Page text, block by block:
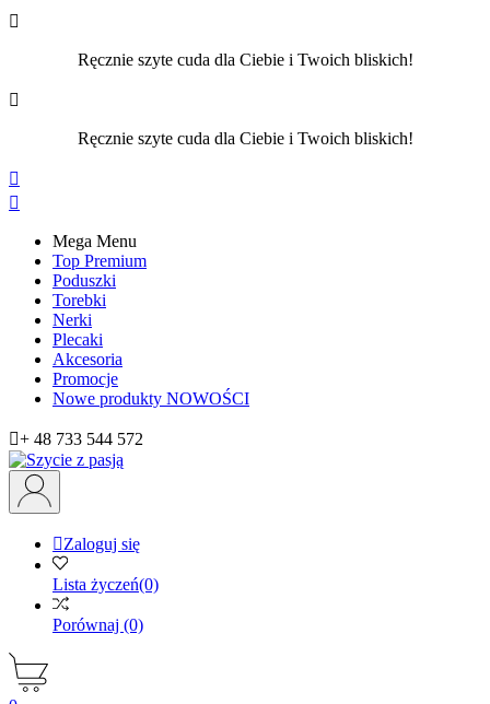

Ręcznie szyte cuda dla Ciebie i Twoich bliskich!

Ręcznie szyte cuda dla Ciebie i Twoich bliskich!


Mega Menu
Top Premium
Poduszki
Torebki
Nerki
Plecaki
Akcesoria
Promocje
Nowe produkty NOWOŚCI
+ 48 733 544 572
Zaloguj się
Lista życzeń(0)
Porównaj (0)